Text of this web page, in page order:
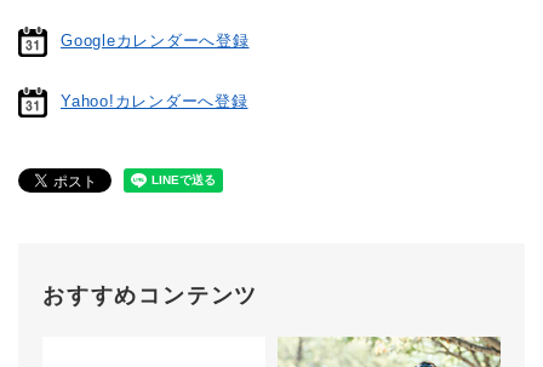
Googleカレンダーへ登録
Yahoo!カレンダーへ登録
おすすめコンテンツ